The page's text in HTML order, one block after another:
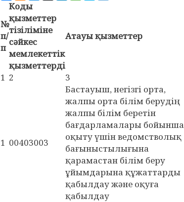
№
п/
п
Коды
қызметтер
тізіліміне
сәйкес
мемлекеттік
қызметтерді
Атауы қызметтер
1 2 3
1 00403003
Бастауыш, негізгі орта,
жалпы орта білім берудің
жалпы білім беретін
бағдарламалары бойынша
оқыту үшін ведомстволық
бағыныстылығына
қарамастан білім беру
ұйымдарына құжаттарды
қабылдау және оқуға
қабылдау